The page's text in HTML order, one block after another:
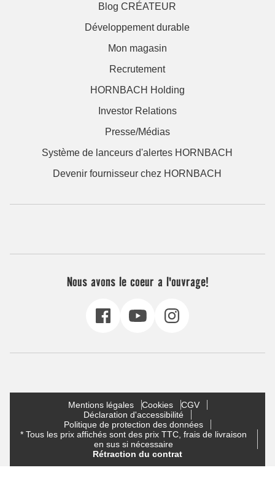
Blog CRÉATEUR
Développement durable
Mon magasin
Recrutement
HORNBACH Holding
Investor Relations
Presse/Médias
Système de lanceurs d'alertes HORNBACH
Devenir fournisseur chez HORNBACH
Nous avons le coeur a l'ouvrage!
Mentions légales Cookies
CGV
Déclaration d'accessibilité
Politique de protection des données
* Tous les prix affichés sont des prix TTC, frais de livraison
en sus si nécessaire
Rétraction du contrat